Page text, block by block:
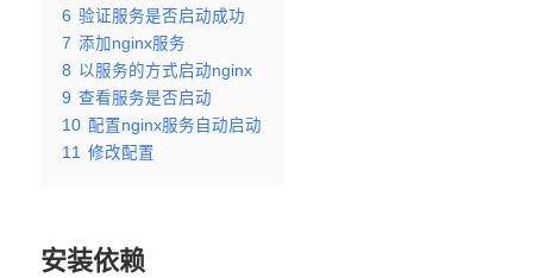
6 验证服务是否启动成功
7 添加nginx服务
8 以服务的方式启动nginx
9 查看服务是否启动
10 配置nginx服务自动启动
11 修改配置
安装依赖